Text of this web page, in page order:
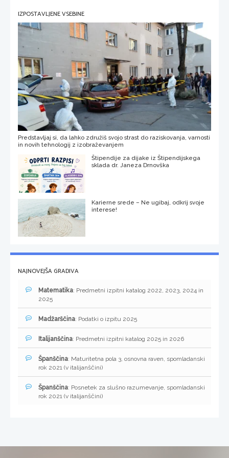
IZPOSTAVLJENE VSEBINE
Predstavljaj si, da lahko združiš svojo strast do raziskovanja, varnosti
in novih tehnologij z izobraževanjem
Štipendije za dijake iz Štipendijskega
sklada dr. Janeza Drnovška
Karierne srede – Ne ugibaj, odkrij svoje
interese!
NAJNOVEJŠA GRADIVA
Matematika: Predmetni izpitni katalog 2022, 2023, 2024 in
2025
Madžarščina: Podatki o izpitu 2025
Italijanščina: Predmetni izpitni katalog 2025 in 2026
Španščina: Maturitetna pola 3, osnovna raven, spomladanski
rok 2021 (v italijanščini)
Španščina: Posnetek za slušno razumevanje, spomladanski
rok 2021 (v italijanščini)